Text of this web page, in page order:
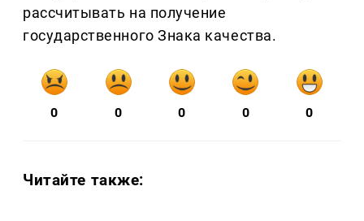
рассчитывать на получение
государственного Знака качества.
0 0 0 0 0
Читайте также: